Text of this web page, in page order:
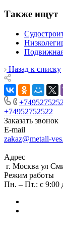
Также ищут
Назад к списку
+74952752522
Заказать звонок
E-mail
zakaz@metall-
Адрес
г. Москва ул
Режим работы
Пн. – Пт.: с 9:00